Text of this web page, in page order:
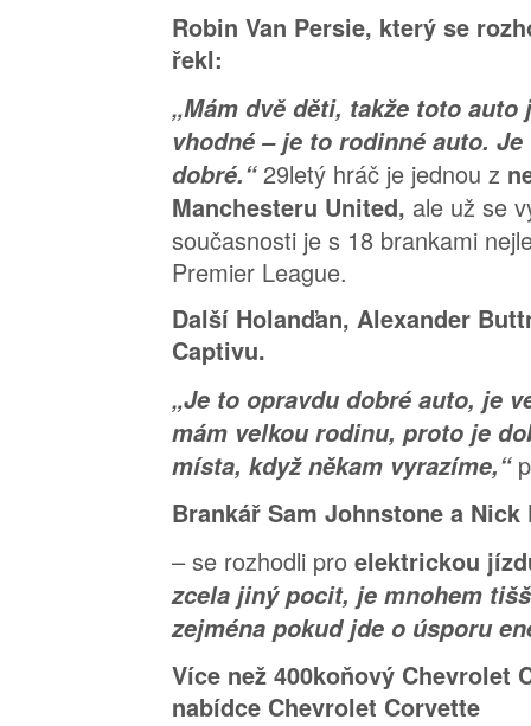
Robin Van Persie, který se
řekl:
„Mám dvě děti, takže toto auto
vhodné – je to rodinné auto.
dobré.“29letý hráč je jednou z
Manchesteru United, ale už se
současnosti je s 18 brankami
Premier League.
Další Holanďan, Alexander
Captivu.
„Je to opravdu dobré auto, je
mám velkou rodinu, proto je
místa, když někam vyrazíme,“
Brankář Sam Johnstone a Nick
– se rozhodli pro elektrickou
zcela jiný pocit, je mnohem
zejména pokud jde o úsporu
Více než 400koňový Chevrolet
nabídce Chevrolet Corvette